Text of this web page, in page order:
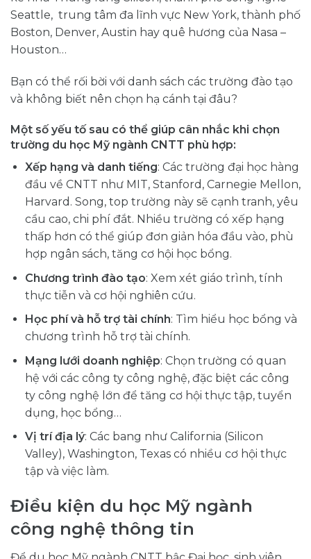
Seattle, trung tâm đa lĩnh vực New York, thành phố
Boston, Denver, Austin hay quê hương của Nasa –
Houston…
Bạn có thể rối bời với danh sách các trường đào tạo
và không biết nên chọn hạ cánh tại đâu?
Một số yếu tố sau có thể giúp cân nhắc khi chọn
trường du học Mỹ ngành CNTT phù hợp:
Xếp hạng và danh tiếng: Các trường đại học hàng
đầu về CNTT như MIT, Stanford, Carnegie Mellon,
Harvard. Song, top trường này sẽ cạnh tranh, yêu
cầu cao, chi phí đắt. Nhiều trường có xếp hạng
thấp hơn có thể giúp đơn giản hóa đầu vào, phù
hợp ngân sách, tăng cơ hội học bổng.
Chương trình đào tạo: Xem xét giáo trình, tính
thực tiễn và cơ hội nghiên cứu.
Học phí và hỗ trợ tài chính: Tìm hiểu học bổng và
chương trình hỗ trợ tài chính.
Mạng lưới doanh nghiệp: Chọn trường có quan
hệ với các công ty công nghệ, đặc biệt các công
ty công nghệ lớn để tăng cơ hội thực tập, tuyển
dụng, học bổng…
Vị trí địa lý: Các bang như California (Silicon
Valley), Washington, Texas có nhiều cơ hội thực
tập và việc làm.
Điều kiện du học Mỹ ngành
công nghệ thông tin